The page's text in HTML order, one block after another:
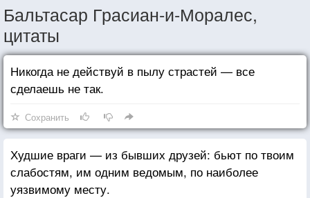
Бальтасар Грасиан-и-Моралес,
цитаты
Никогда не действуй в пылу страстей — все
сделаешь не так.
Сохранить
Худшие враги — из бывших друзей: бьют по твоим
слабостям, им одним ведомым, по наиболее
уязвимому месту.